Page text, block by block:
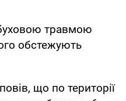
травмою
обстежують
що по території